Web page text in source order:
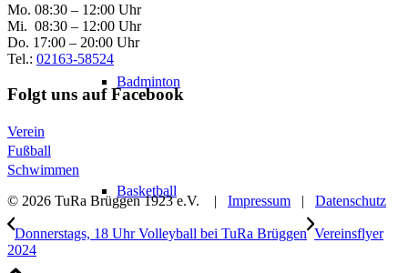
Badminton
Basketball
Mo. 08:30 – 12:00 Uhr
Mi. 08:30 – 12:00 Uhr
Do. 17:00 – 20:00 Uhr
Tel.: 02163-58524
Folgt uns auf Facebook
Verein
Fußball
Schwimmen
© 2026 TuRa Brüggen 1923 e.V. | Impressum | Datenschutz
Donnerstags, 18 Uhr Volleyball bei TuRa Brüggen Vereinsflyer
2024